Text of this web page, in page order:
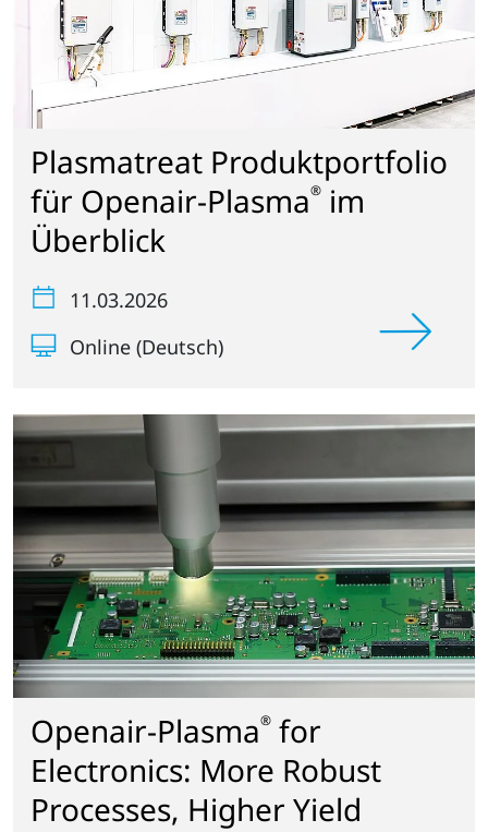
Plasmatreat Produktportfolio
für Openair-Plasma® im
Überblick
11.03.2026
Online (Deutsch)
Openair-Plasma® for
Electronics: More Robust
Processes, Higher Yield